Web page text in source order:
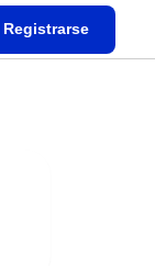
Registrarse